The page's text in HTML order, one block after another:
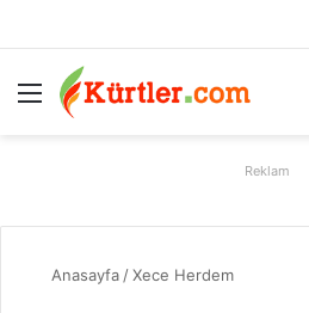
Menü
Reklam
Anasayfa /Xece Herdem